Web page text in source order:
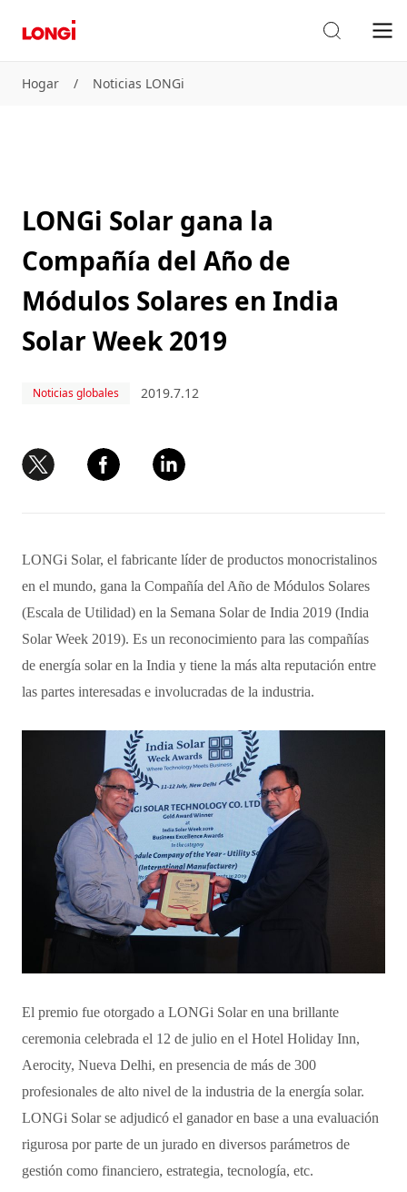
Hogar / Noticias LONGi
LONGi Solar gana la
Compañía del Año de
Módulos Solares en India
Solar Week 2019
Noticias globales 2019.7.12
LONGi Solar, el fabricante líder de productos monocristalinos
en el mundo, gana la Compañía del Año de Módulos Solares
(Escala de Utilidad) en la Semana Solar de India 2019 (India
Solar Week 2019). Es un reconocimiento para las compañías
de energía solar en la India y tiene la más alta reputación entre
las partes interesadas e involucradas de la industria.
El premio fue otorgado a LONGi Solar en una brillante
ceremonia celebrada el 12 de julio en el Hotel Holiday Inn,
Aerocity, Nueva Delhi, en presencia de más de 300
profesionales de alto nivel de la industria de la energía solar.
LONGi Solar se adjudicó el ganador en base a una evaluación
rigurosa por parte de un jurado en diversos parámetros de
gestión como financiero, estrategia, tecnología, etc.